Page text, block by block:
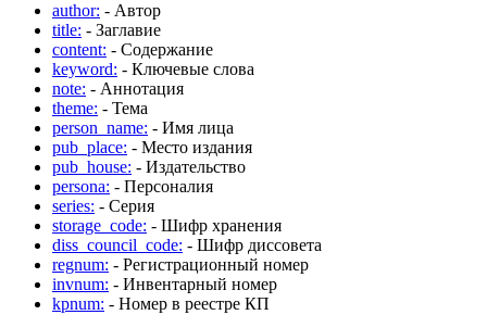
author: - Автор
title: - Заглавие
content: - Содержание
keyword: - Ключевые слова
note: - Аннотация
theme: - Тема
person_name: - Имя лица
pub_place: - Место издания
pub_house: - Издательство
persona: - Персоналия
series: - Серия
storage_code: - Шифр хранения
diss_council_code: - Шифр диссовета
regnum: - Регистрационный номер
invnum: - Инвентарный номер
kpnum: - Номер в реестре КП